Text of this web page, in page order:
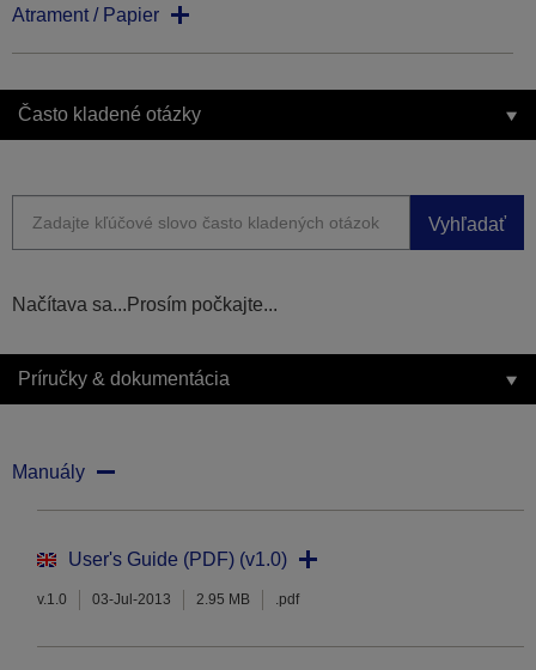
Atrament / Papier
Často kladené otázky
Vyhľadať
Načítava sa...Prosím počkajte...
Príručky & dokumentácia
Manuály
User's Guide (PDF) (v1.0)
v.1.0 03-Jul-2013 2.95 MB .pdf